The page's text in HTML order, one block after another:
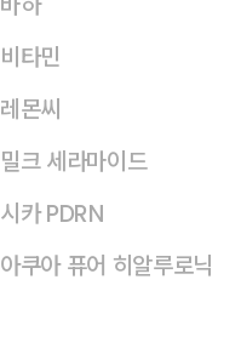
비타민
레몬씨
밀크 세라마이드
시카 PDRN
아쿠아 퓨어 히알루로닉